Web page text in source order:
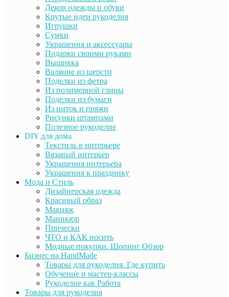
Декор одежды и обуви
Крутые идеи рукоделия
Игрушки
Сумки
Украшения и аксессуары
Подарки своими руками
Вышивка
Валяние из шерсти
Поделки из фетра
Из полимерной глины
Поделки из бумаги
Из ниток и пряжи
Рисунки штампами
Полезное рукоделие
DIY для дома
Текстиль в интерьере
Вязаный интерьер
Украшения интерьера
Украшения к празднику
Мода и Стиль
Дизайнерская одежда
Красивый образ
Макияж
Маникюр
Прически
ЧТО и КАК носить
Модные покупки. Шопинг Обзор
Бизнес на HandMade
Товары для рукоделия. Где купить
Обучение и мастер-классы
Рукоделие как Работа
Товары для рукоделия